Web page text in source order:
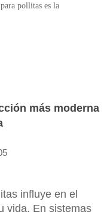
pollitas es la
más moderna
influye en el
vida. En sistemas